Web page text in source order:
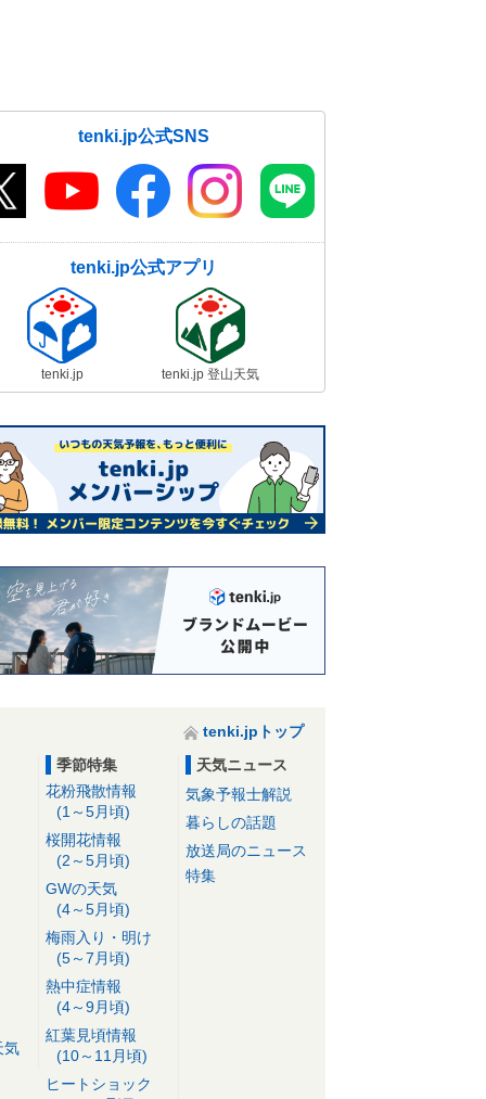
tenki.jp公式SNS
tenki.jp公式アプリ
tenki.jp tenki.jp 登山天気
tenki.jpトップ
気
季節特集
花粉飛散情報
(1～5月頃)
桜開花情報
(2～5月頃)
GWの天気
(4～5月頃)
梅雨入り・明け
(5～7月頃)
熱中症情報
(4～9月頃)
紅葉見頃情報
(10～11月頃)
ヒートショック
天気ニュース
気象予報士解説
暮らしの話題
放送局のニュース
特集